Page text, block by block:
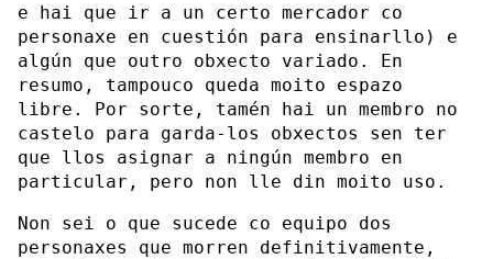
e hai que ir a un certo mercador co
personaxe en cuestión para ensinarllo) e
algún que outro obxecto variado. En
resumo, tampouco queda moito espazo
libre. Por sorte, tamén hai un membro no
castelo para garda-los obxectos sen ter
que llos asignar a ningún membro en
particular, pero non lle din moito uso.
Non sei o que sucede co equipo dos
personaxes que morren definitivamente,